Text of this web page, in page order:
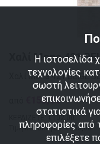
Χαλί Mona 421
Χαλί Mona 421 BEIGE
€153,00
Τιμή καταλόγου: €255,00
Η ιστοσελίδα
τεχνολογίες
σωστή
στατιστικά
πληροφορίες από
επιλέξετε